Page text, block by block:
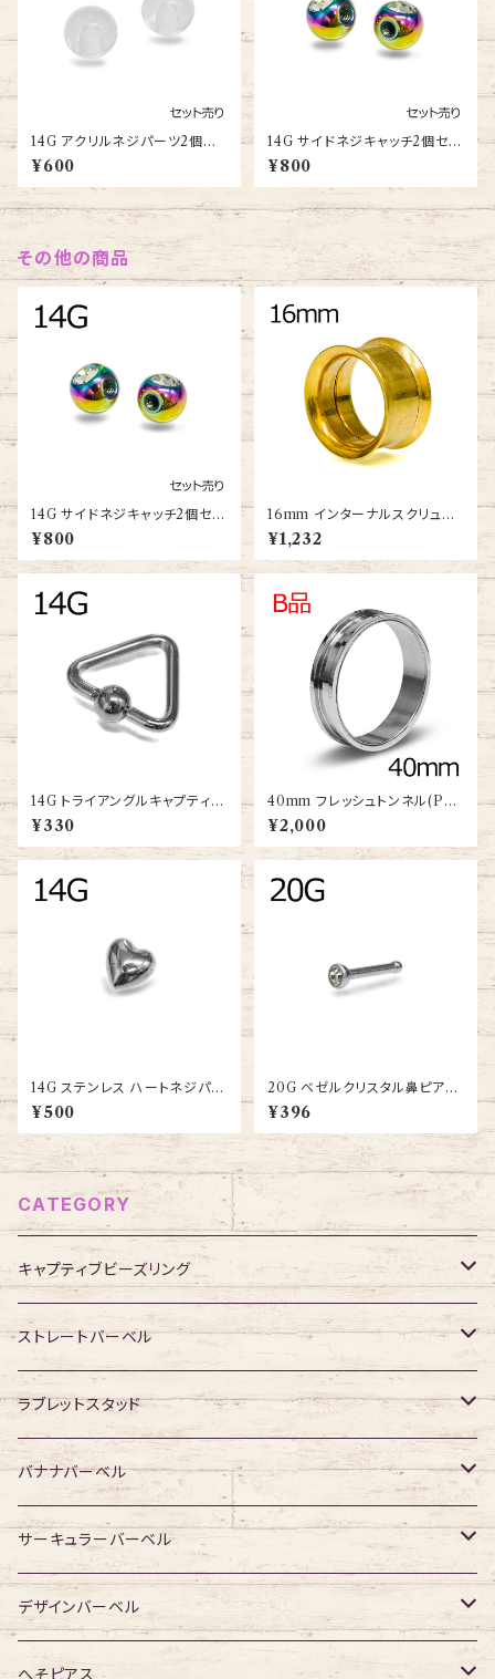
14G アクリルネジパーツ2個セッ
ト(UV-TH-14G-CL-BA)
¥600
14G サイドネジキャッチ2個セッ
ト(SIDE-TH-14G-RA-BA)
¥800
その他の商品
14G サイドネジキャッチ2個セッ
ト(SIDE-TH-14G-RA-BA)
¥800
16mm インターナルスクリュー
ダブルフレアアイレット(PDFT-
16m-GP-BA)
¥1,232
14G トライアングルキャプティブ
リング(BCTR-14G-SS)
¥330
40mm フレッシュトンネル(PSS
CR-40M-SS)
¥2,000
14G ステンレス ハートネジパー
ツ(SC24-14G-SS-BA)
¥500
20G ベゼルクリスタル鼻ピアス
(SNS012-20G-SS-BA)
¥396
CATEGORY
キャプティブビーズリング
316Lサージカルステンレス
ジュエル無し
ジュエル有り
サージカルチタン
ジュエル無し
ジュエル有り
アクリル・その他
ストレートバーベル
316Lサージカルステンレス
ジュエル無し
ジュエル有り
サージカルチタン
ジュエル無し
ジュエル有り
アクリル・その他
ラブレットスタッド
316Lサージカルステンレス
ジュエル無し
ジュエル有り
サージカルチタン
ジュエル無し
ジュエル有り
アクリル・その他
バナナバーベル
316Lサージカルステンレス
ジュエル無し
ジュエル有り
サージカルチタン
ジュエル無し
アクリル・その他
サーキュラーバーベル
316Lサージカルステンレス
ジュエル無し
サージカルチタン
デザインバーベル
ジュエル無し
へそピアス